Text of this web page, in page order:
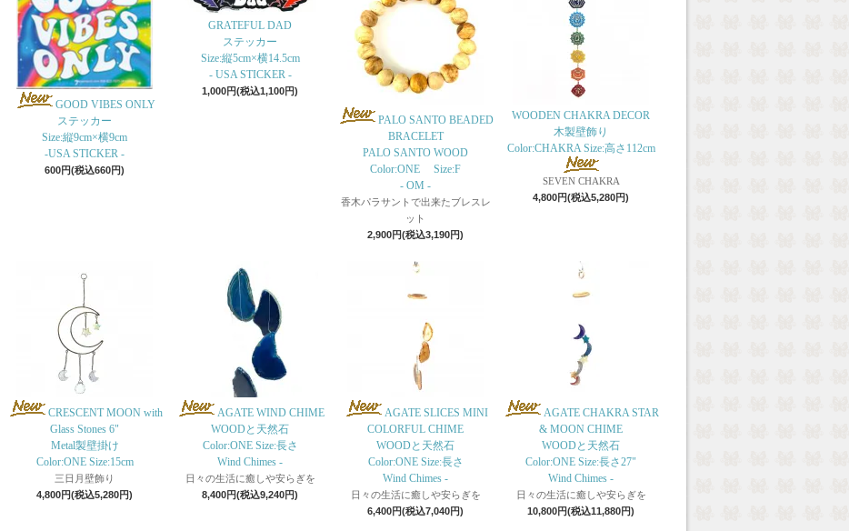
GOOD VIBES ONLY
ステッカー
Size:縦9cm×横9cm
-USA STICKER -
600円(税込660円)
GRATEFUL DAD
ステッカー
Size:縦5cm×横14.5cm
- USA STICKER -
1,000円(税込1,100円)
PALO SANTO BEADED
BRACELET
PALO SANTO WOOD
Color:ONE Size:F
- OM -
香木パラサントで出来たブレスレ
ット
2,900円(税込3,190円)
WOODEN CHAKRA DECOR
木製壁飾り
Color:CHAKRA Size:高さ112cm
SEVEN CHAKRA
4,800円(税込5,280円)
CRESCENT MOON with
Glass Stones 6"
Metal製壁掛け
Color:ONE Size:15cm
三日月壁飾り
4,800円(税込5,280円)
AGATE WIND CHIME
WOODと天然石
Color:ONE Size:長さ
Wind Chimes -
日々の生活に癒しや安らぎを
8,400円(税込9,240円)
AGATE SLICES MINI
COLORFUL CHIME
WOODと天然石
Color:ONE Size:長さ
Wind Chimes -
日々の生活に癒しや安らぎを
6,400円(税込7,040円)
AGATE CHAKRA STAR
& MOON CHIME
WOODと天然石
Color:ONE Size:長さ27"
Wind Chimes -
日々の生活に癒しや安らぎを
10,800円(税込11,880円)